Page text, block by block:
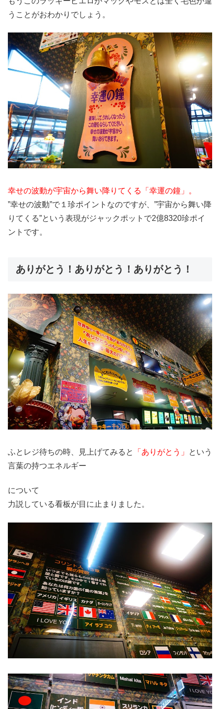
うことがおわかりでしょう。
幸せの波動が宇宙から舞い降りてくる「幸運の鐘」。
”幸せの波動”で１珍ポイントなのですが、”宇宙から舞い降
りてくる”という表現がジャックポットで2億8320珍ポイ
ントです。
ありがとう！ありがとう！ありがとう！
ふとレジ待ちの時、見上げてみると 「ありがとう」
という
言葉の持つエネルギー
について
力説している看板が目に止まりました。